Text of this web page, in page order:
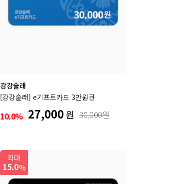
강강술래
[강강술래] e기프트카드 3만원권
10.0% 27,000원 30,000원
최대
15.0%